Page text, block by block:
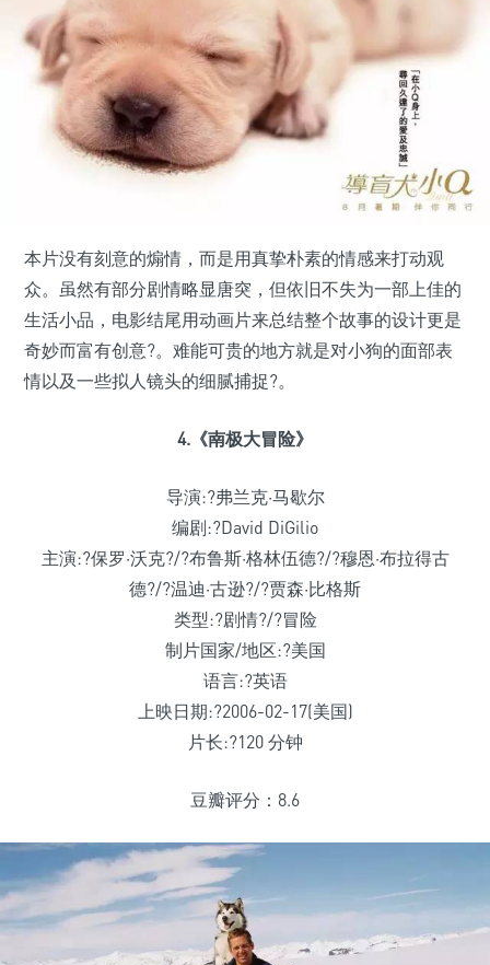
本片没有刻意的煽情，而是用真挚朴素的情感来打动观
众。虽然有部分剧情略显唐突，但依旧不失为一部上佳的
生活小品，电影结尾用动画片来总结整个故事的设计更是
奇妙而富有创意?。难能可贵的地方就是对小狗的面部表
情以及一些拟人镜头的细腻捕捉?。
4.《南极大冒险》
导演:?弗兰克·马歇尔
编剧:?David DiGilio
主演:?保罗·沃克?/?布鲁斯·格林伍德?/?穆恩·布拉得古
德?/?温迪·古逊?/?贾森·比格斯
类型:?剧情?/?冒险
制片国家/地区:?美国
语言:?英语
上映日期:?2006-02-17(美国)
片长:?120 分钟
豆瓣评分：8.6